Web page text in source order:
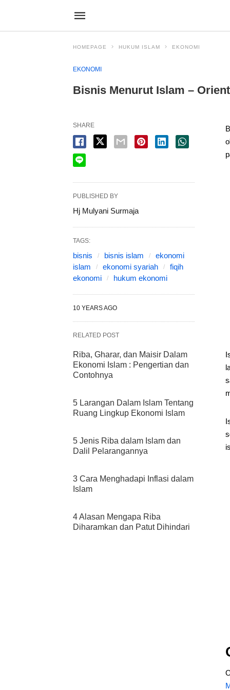
HOMEPAGE HUKUM ISLAM EKONOMI
EKONOMI
Bisnis Menurut Islam –
SHARE
PUBLISHED BY
Hj Mulyani Surmaja
TAGS:
bisnis bisnis islam
ekonomi
islam
ekonomi syariah
fiqih
ekonomi
hukum ekonomi
10 YEARS AGO
RELATED POST
Riba, Gharar, dan Maisir Dalam
Ekonomi Islam : Pengertian dan
Contohnya
5 Larangan Dalam Islam Tentang
Ruang Lingkup Ekonomi Islam
5 Jenis Riba dalam Islam dan
Dalil Pelarangannya
3 Cara Menghadapi Inflasi dalam
Islam
4 Alasan Mengapa Riba
Diharamkan dan Patut Dihindari